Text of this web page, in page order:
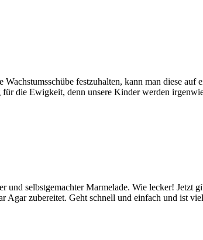
festzuhalten, kann man diese auf
für die Ewigkeit, denn unsere Kinder werden
selbstgemachter Marmelade. Wie lecker! Jetzt
Agar zubereitet. Geht schnell und einfach und ist